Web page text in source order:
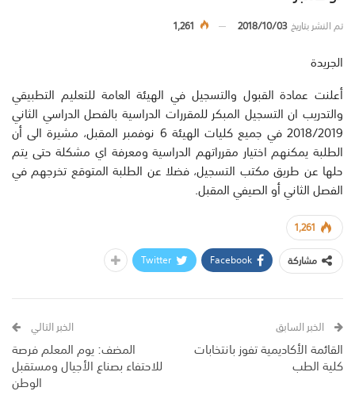
تم النشر بتاريخ2018/10/03
1,261
الجريدة
أعلنت عمادة القبول والتسجيل في الهيئة العامة للتعليم التطبيقي
والتدريب ان التسجيل المبكر للمقررات الدراسية بالفصل الدراسي الثاني
2018/2019 في جميع كليات الهيئة 6 نوفمبر المقبل، مشيرة الى أن
الطلبة يمكنهم اختيار مقرراتهم الدراسية ومعرفة اي مشكلة حتى يتم
حلها عن طريق مكتب التسجيل، فضلا عن الطلبة المتوقع تخرجهم في
الفصل الثاني أو الصيفي المقبل.
1,261
مشاركة
Facebook
Twitter
الخبر السابق
القائمة الأكاديمية تفوز بانتخابات
كلية الطب
الخبر التالي
المضف: يوم المعلم فرصة
للاحتفاء بصناع الأجيال ومستقبل
الوطن